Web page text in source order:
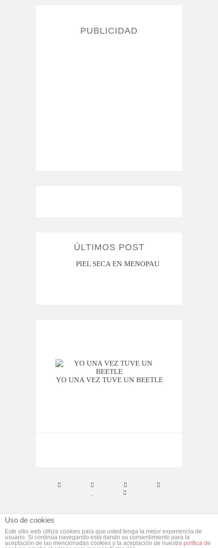
PUBLICIDAD
ÚLTIMOS POST
PIEL SECA EN MENOPAUSIA
YO UNA VEZ TUVE UN BEETLE
© ebym. Todos los derechos reservados.Aviso
Legal
Uso de cookies
Este sitio web utiliza cookies para que usted tenga la mejor experiencia de
usuario. Si continúa navegando está dando su consentimiento para la
aceptación de las mencionadas cookies y la aceptación de nuestra política de